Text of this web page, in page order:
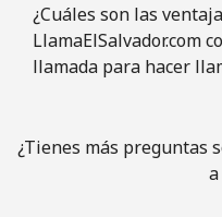
¿Cuáles son las
LlamaElSalvador.com
llamada para hacer
¿Tienes más preguntas